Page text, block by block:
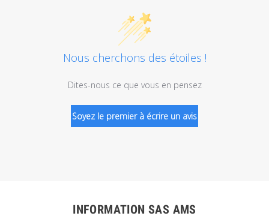
Nous cherchons des étoiles !
Dites-nous ce que vous en pensez
Soyez le premier à écrire un avis
INFORMATION SAS AMS